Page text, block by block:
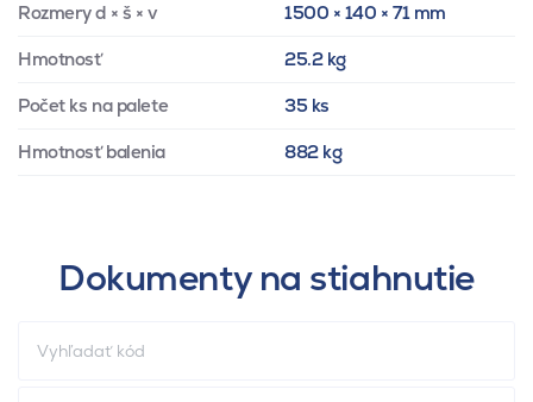
Rozmery d × š × v 1500 × 140 × 71 mm
Hmotnosť 25.2 kg
Počet ks na palete 35 ks
Hmotnosť balenia 882 kg
Dokumenty na stiahnutie